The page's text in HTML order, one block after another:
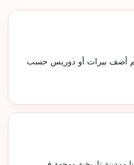
ثم أضف بيرات أو دوريس حسب